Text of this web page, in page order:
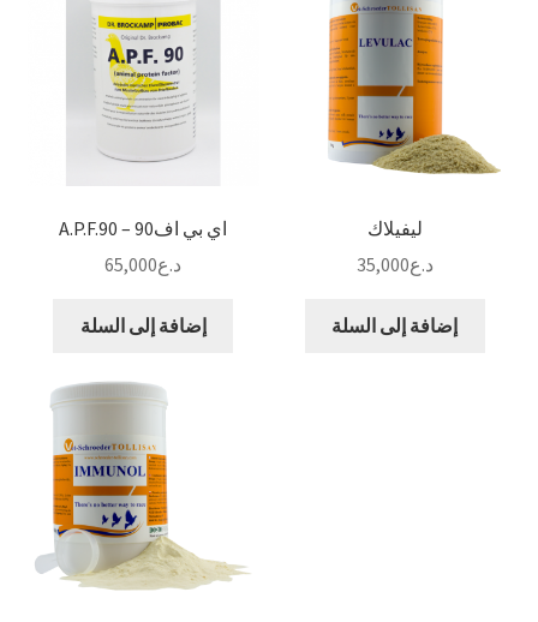
اي بي اف90 – A.P.F.90
د.ع65,000
إضافة إلى السلة
ليفيلاك
د.ع35,000
إضافة إلى السلة